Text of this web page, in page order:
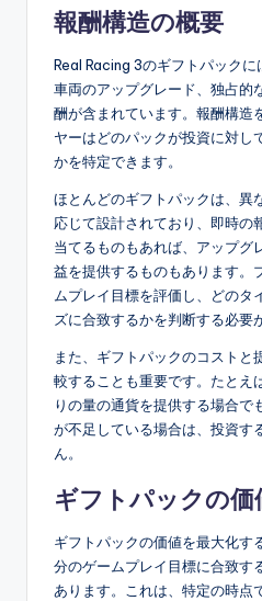
報酬構造の概要
Real Racing 3のギフトパックに
車両のアップグレード、独占的
酬が含まれています。報酬構造
ヤーはどのパックが投資に対し
かを特定できます。
ほとんどのギフトパックは、異
応じて設計されており、即時の
当てるものもあれば、アップグ
益を提供するものもあります。
ムプレイ目標を評価し、どのタ
ズに合致するかを判断する必要
また、ギフトパックのコストと
較することも重要です。たとえ
りの量の通貨を提供する場合で
が不足している場合は、投資す
ん。
ギフトパックの価
ギフトパックの価値を最大化す
分のゲームプレイ目標に合致す
あります。これは、特定の時点